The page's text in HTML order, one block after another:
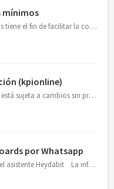
mínimos
La aplicación KPIOnline Dashboards tiene el fin de facilitar la consulta de escenarios desde una aplicación para dispositivos móviles. Requerimientos...
(kpionline)
La información de este documento está sujeta a cambios sin previo aviso. Los ejemplos de compañías, productos, personas, conceptos y cifras son ficticios. N...
por Whatsapp
Solicitud de información mediante el asistente Heydabit La información de este documento está sujeta a cambios sin previo aviso. Los ejemplos de compañ...